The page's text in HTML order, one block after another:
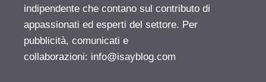
indipendente che contano sul contributo di
appassionati ed esperti del settore. Per
pubblicità, comunicati e
collaborazioni: info@isayblog.com